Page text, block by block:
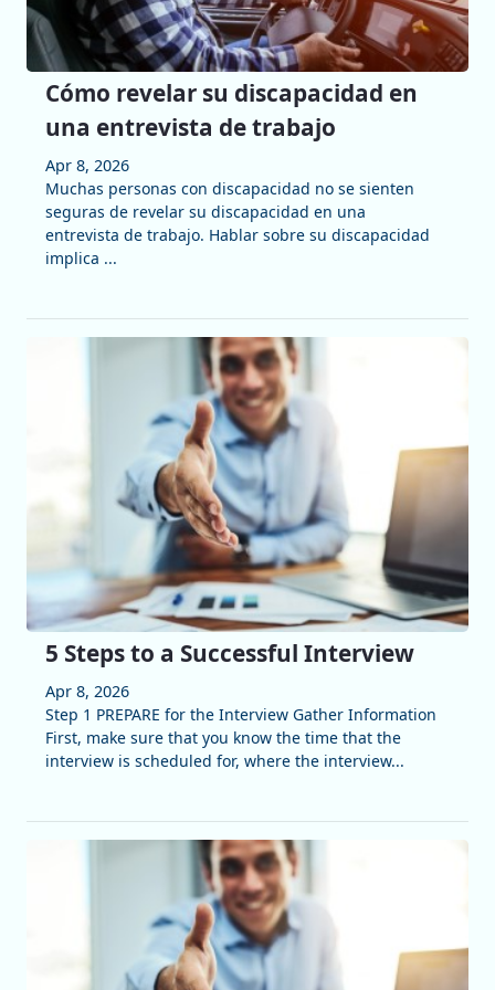
Cómo revelar su discapacidad en
una entrevista de trabajo
Apr 8, 2026
Muchas personas con discapacidad no se sienten
seguras de revelar su discapacidad en una
entrevista de trabajo. Hablar sobre su discapacidad
implica ...
5 Steps to a Successful Interview
Apr 8, 2026
Step 1 PREPARE for the Interview Gather Information
First, make sure that you know the time that the
interview is scheduled for, where the interview...